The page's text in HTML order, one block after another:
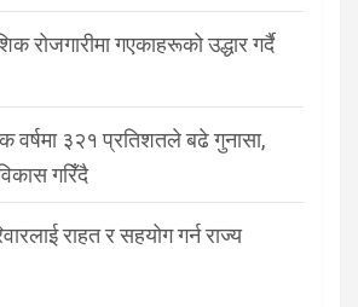
रोजगारीमा गएकाहरूको उद्धार गर्दै
वर्षमा ३२१ प्रतिशतले बढे गुनासा,
गरिँदै
राहत र सहयोग गर्न राज्य